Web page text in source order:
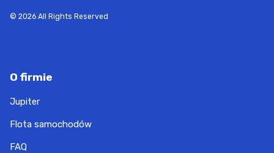
© 2026 All Rights Reserved
O firmie
Jupiter
Flota samochodów
FAQ